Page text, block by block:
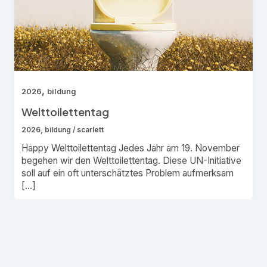
2026, bildung
Welttoilettentag
2026, bildung / scarlett
Happy Welttoilettentag Jedes Jahr am 19. November
begehen wir den Welttoilettentag. Diese UN-Initiative
soll auf ein oft unterschätztes Problem aufmerksam
[…]